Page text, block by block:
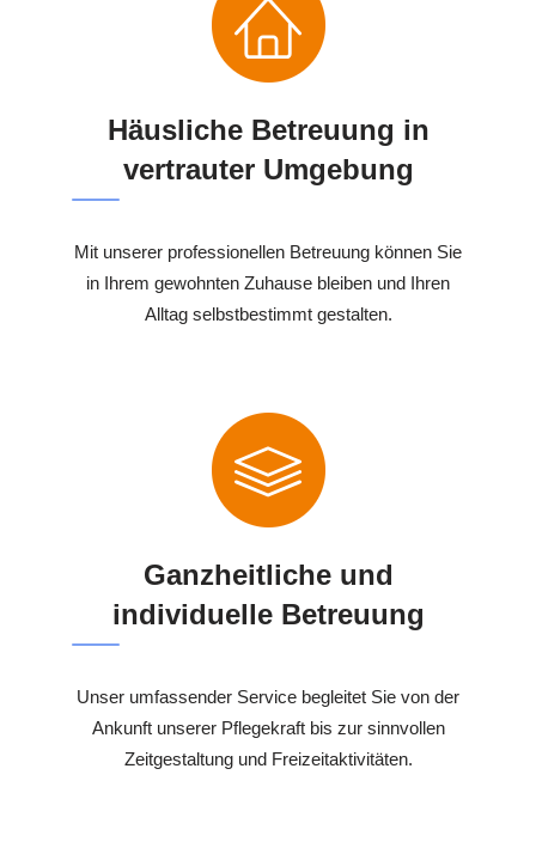
Häusliche Betreuung in
vertrauter Umgebung
Mit unserer professionellen Betreuung können Sie
in Ihrem gewohnten Zuhause bleiben und Ihren
Alltag selbstbestimmt gestalten.
Ganzheitliche und
individuelle Betreuung
Unser umfassender Service begleitet Sie von der
Ankunft unserer Pflegekraft bis zur sinnvollen
Zeitgestaltung und Freizeitaktivitäten.